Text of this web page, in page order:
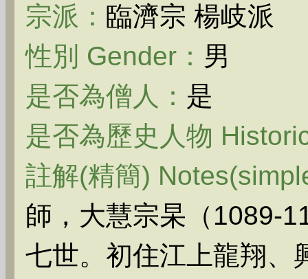
宗派： 臨濟宗 楊岐派
性別 Gender： 男
是否為僧人： 是
是否為歷史人物
註解(精簡)
師，大慧宗杲（1089-
七世。初住江上龍翔、